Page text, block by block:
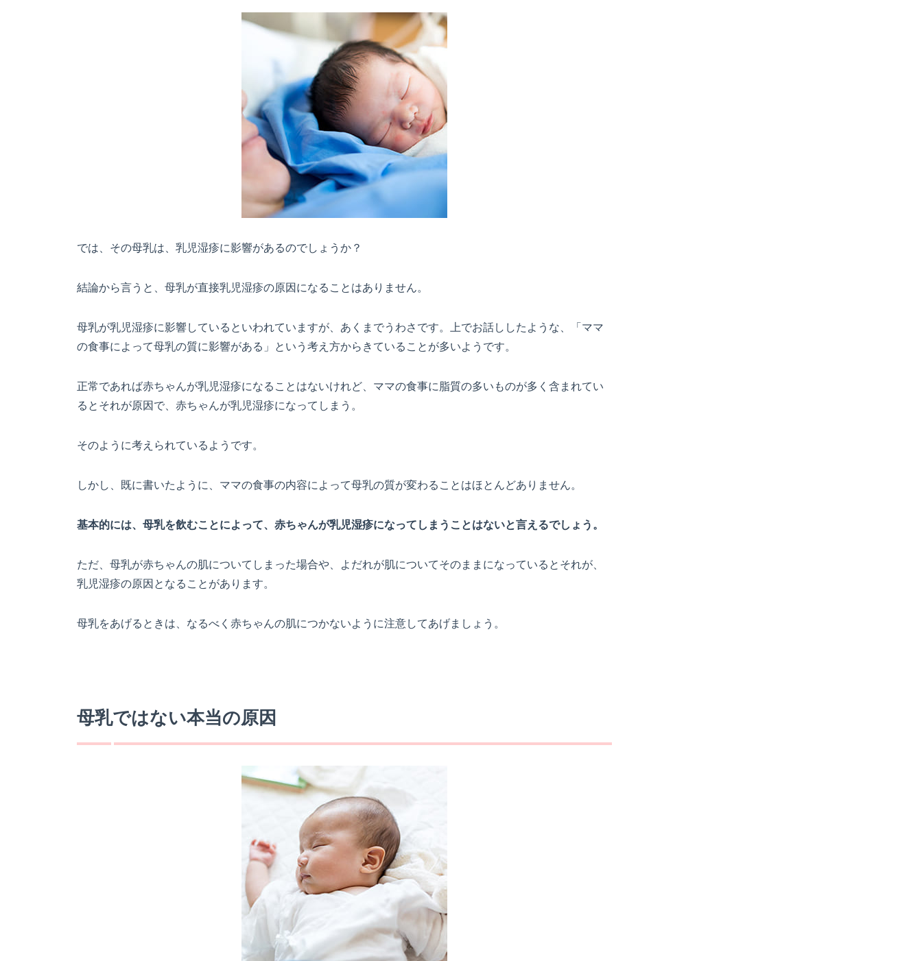
では、その母乳は、乳児湿疹に影響があるのでしょうか？
結論から言うと、母乳が直接乳児湿疹の原因になることはありません。
母乳が乳児湿疹に影響しているといわれていますが、あくまでうわさです。上でお話ししたような、「ママ
の食事によって母乳の質に影響がある」という考え方からきていることが多いようです。
正常であれば赤ちゃんが乳児湿疹になることはないけれど、ママの食事に脂質の多いものが多く含まれてい
るとそれが原因で、赤ちゃんが乳児湿疹になってしまう。
そのように考えられているようです。
しかし、既に書いたように、ママの食事の内容によって母乳の質が変わることはほとんどありません。
基本的には、母乳を飲むことによって、赤ちゃんが乳児湿疹になってしまうことはないと言えるでしょう。
ただ、母乳が赤ちゃんの肌についてしまった場合や、よだれが肌についてそのままになっているとそれが、
乳児湿疹の原因となることがあります。
母乳をあげるときは、なるべく赤ちゃんの肌につかないように注意してあげましょう。
母乳ではない本当の原因